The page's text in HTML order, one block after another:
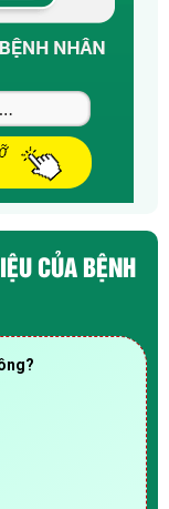
CỦA BỆNH